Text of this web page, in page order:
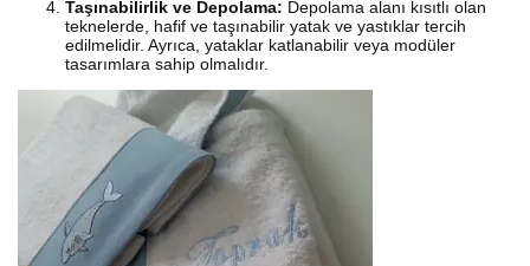
Taşınabilirlik ve Depolama: Depolama alanı kısıtlı olan
teknelerde, hafif ve taşınabilir yatak ve yastıklar tercih
edilmelidir. Ayrıca, yataklar katlanabilir veya modüler
tasarımlara sahip olmalıdır.